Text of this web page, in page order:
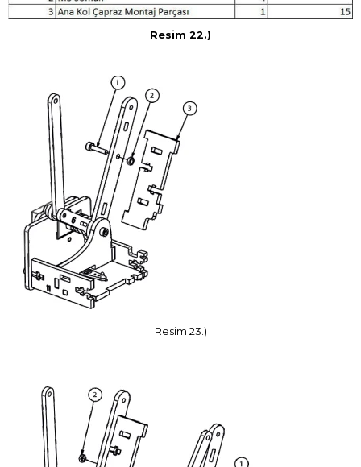
Resim 22.)
Resim 23.)